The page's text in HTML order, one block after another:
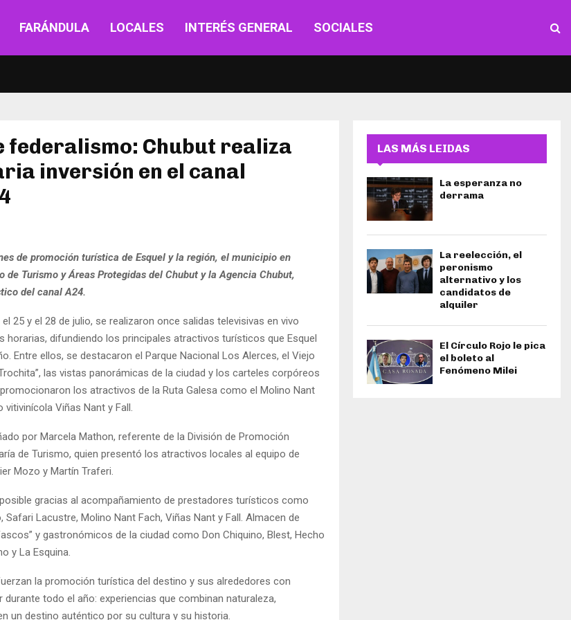
FARÁNDULA LOCALES INTERÉS GENERAL SOCIALES
federalismo: Chubut realiza
inversión en el canal
de promoción turística de Esquel y la región, el municipio en
Turismo y Áreas Protegidas del Chubut y la Agencia Chubut,
del canal A24.
25 y el 28 de julio, se realizaron once salidas televisivas en vivo
horarias, difundiendo los principales atractivos turísticos que Esquel
Entre ellos, se destacaron el Parque Nacional Los Alerces, el Viejo
las vistas panorámicas de la ciudad y los carteles corpóreos
los atractivos de la Ruta Galesa como el Molino Nant
Viñas Nant y Fall.
por Marcela Mathon, referente de la División de Promoción
de Turismo, quien presentó los atractivos locales al equipo de
Mozo y Martín Traferi.
gracias al acompañamiento de prestadores turísticos como
Safari Lacustre, Molino Nant Fach, Viñas Nant y Fall. Almacen de
y gastronómicos de la ciudad como Don Chiquino, Blest, Hecho
y La Esquina.
la promoción turística del destino y sus alrededores con
todo el año: experiencias que combinan naturaleza,
un destino auténtico por su cultura y su historia.
LAS MÁS LEIDAS
La esperanza no
derrama
La reelección, el
peronismo
alternativo y los
candidatos de
alquiler
El Círculo Rojo le pica
el boleto al
Fenómeno Milei